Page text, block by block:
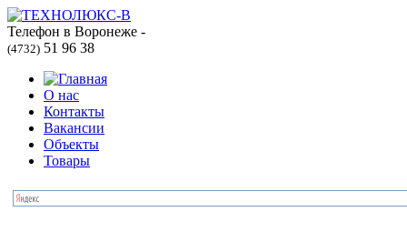
Телефон в Воронеже -
(4732) 51 96 38
О нас
Контакты
Вакансии
Объекты
Товары